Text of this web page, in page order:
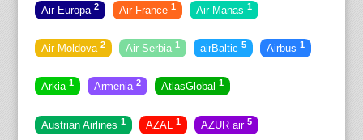
Air Europa 2 Air France 1 Air Manas 1
Air Moldova 2 Air Serbia 1 airBaltic 5 Airbus 1
Arkia 1 Armenia 2 AtlasGlobal 1
Austrian Airlines 1 AZAL 1 AZUR air 5